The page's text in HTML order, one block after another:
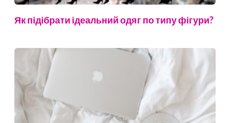
Як підібрати ідеальний одяг по типу фігури?